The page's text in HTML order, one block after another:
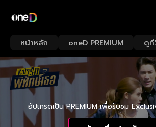
หน้าหลัก oneD PREMIUM ดู
อัปเกรดเป็น PREMIUM เพื่อรับชม